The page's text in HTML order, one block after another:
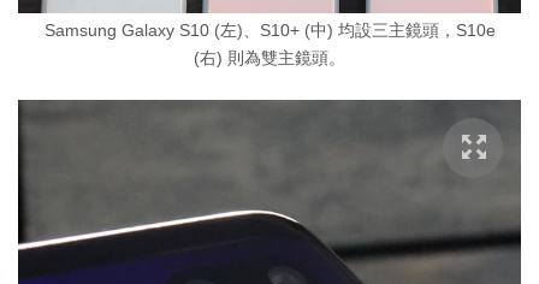
Samsung Galaxy S10 (左)、S10+ (中) 均設三主鏡頭，S10e
(右) 則為雙主鏡頭。